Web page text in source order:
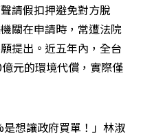
請假扣押避免對方脫
關在申請時，常遭法院
提出。近五年內，全台
元的環境代償，實際僅
是想讓政府買單！」林淑